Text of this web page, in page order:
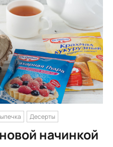
Десерты
начинкой